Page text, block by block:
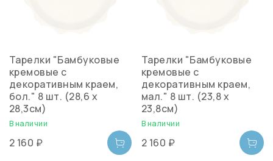
Тарелки "Бамбуковые
кремовые с
декоративным краем,
бол." 8 шт. (28,6 x
28,3см)
В наличии
2 160 ₽
Тарелки "Бамбуковые
кремовые с
декоративным краем,
мал." 8 шт. (23,8 x
23,8см)
В наличии
2 160 ₽